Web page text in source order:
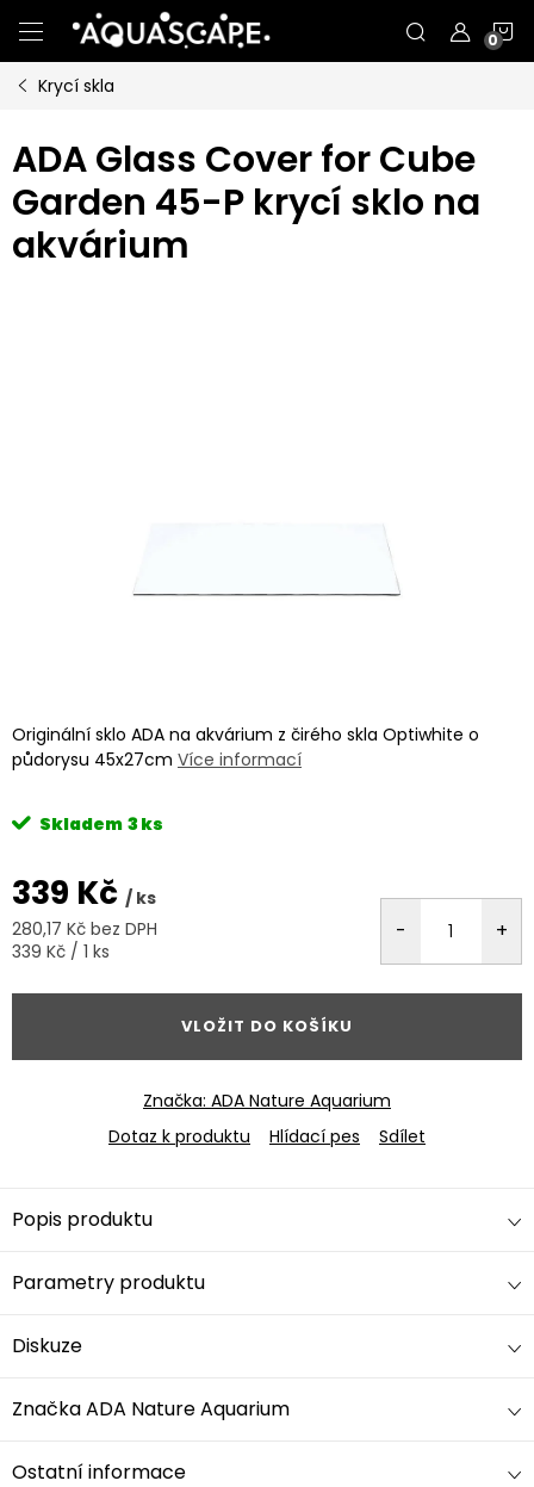
na
obsah
Krycí skla
ADA Glass Cover for Cube
Garden 45-P krycí sklo na
akvárium
Originální sklo ADA na akvárium z čirého skla Optiwhite o
půdorysu 45x27cm Více informací
Skladem 3 ks
339 Kč / ks
280,17 Kč bez DPH
Měrná
339 Kč / 1 ks
VLOŽIT DO KOŠÍKU
Značka: ADA Nature Aquarium
Dotaz k produktu
Hlídací pes Sdílet
Popis produktu
Parametry produktu
Diskuze
ZnačkaADA Nature Aquarium
Ostatní informace